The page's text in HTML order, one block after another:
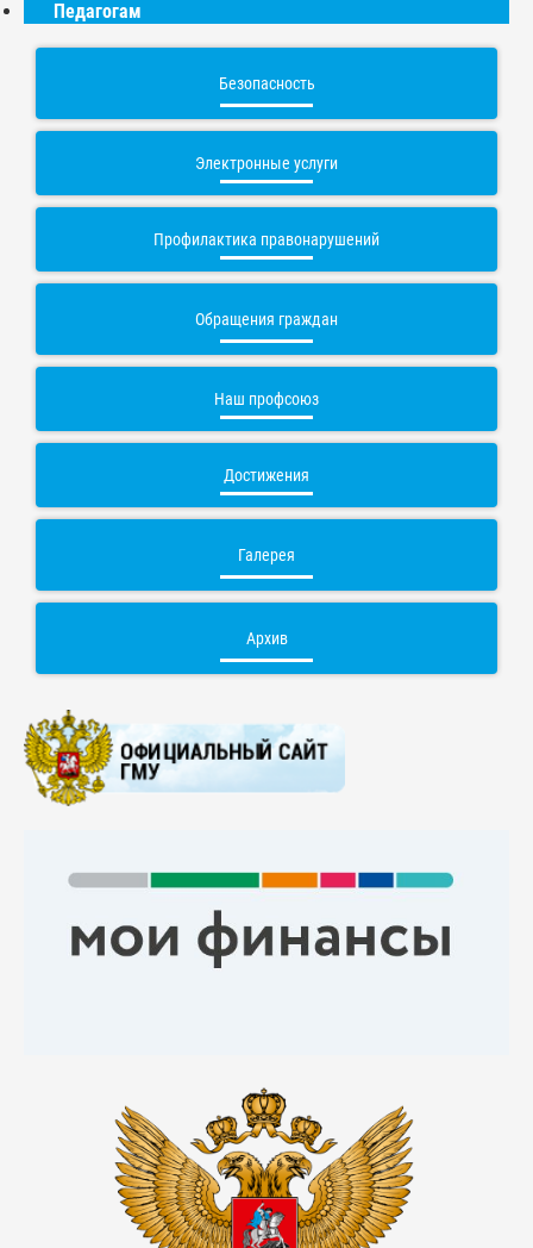
Педагогам
Безопасность
Электронные услуги
Профилактика правонарушений
Обращения граждан
Наш профсоюз
Достижения
Галерея
Архив